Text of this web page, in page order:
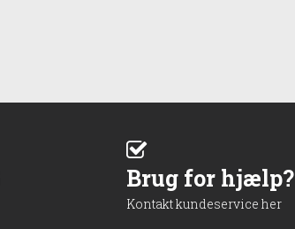
Brug for hjælp?
Kontakt kundeservice her